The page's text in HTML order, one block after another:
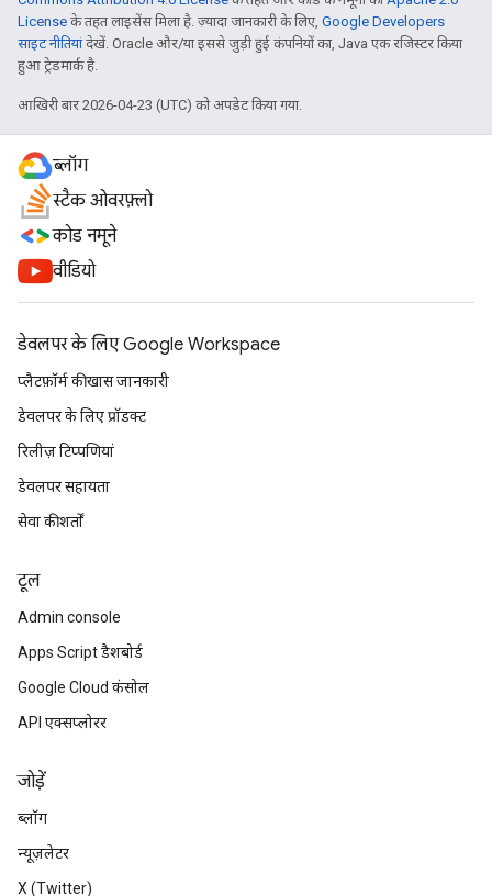
License के तहत लाइसेंस मिला है. ज़्यादा जानकारी के लिए, Google Developers
साइट नीतियांदेखें. Oracle और/या इससे जुड़ी हुई कंपनियों का, Java एक रजिस्टर किया
हुआ ट्रेडमार्क है.
आखिरी बार 2026-04-23 (UTC) को अपडेट किया गया.
ब्लॉग
स्टैक ओवरफ़्लो
कोड नमूने
वीडियो
डेवलपर के लिए Google Workspace
प्लैटफ़ॉर्म की खास जानकारी
डेवलपर के लिए प्रॉडक्ट
रिलीज़ टिप्पणियां
डेवलपर सहायता
सेवा की शर्तों
टूल
Admin console
Apps Script डैशबोर्ड
Google Cloud कंसोल
API एक्सप्लोरर
जोड़ें
ब्लॉग
न्यूज़लेटर
X (Twitter)